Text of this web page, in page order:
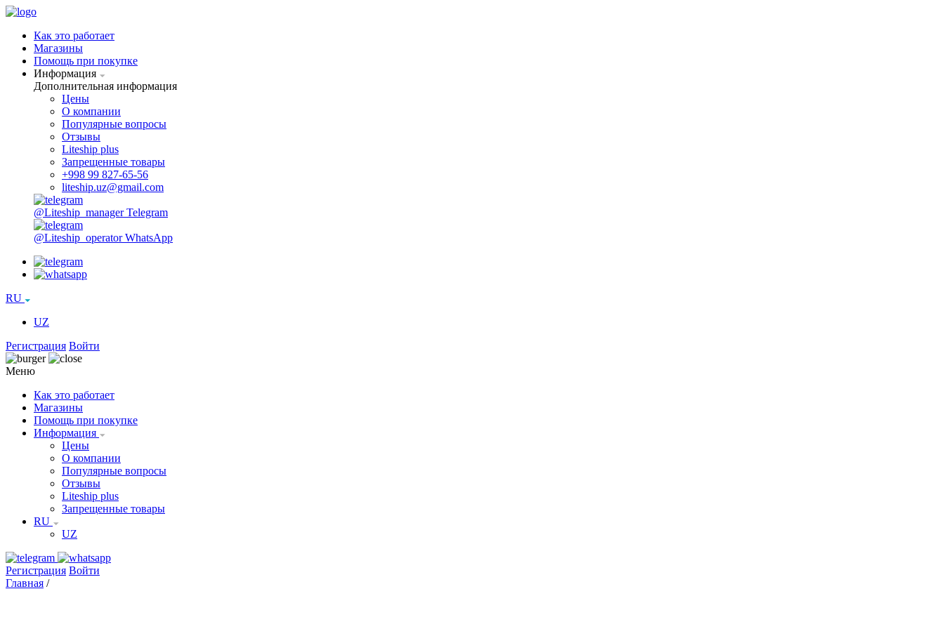
Как это работает
Магазины
Помощь при покупке
Информация
Дополнительная информация
Цены
О компании
Популярные вопросы
Отзывы
Liteship plus
Запрещенные товары
+998 99 827-65-56
liteship.uz@gmail.com
@Liteship_manager Telegram
@Liteship_operator WhatsApp
RU
UZ
Регистрация Войти
Меню
Как это работает
Магазины
Помощь при покупке
Информация
Цены
О компании
Популярные вопросы
Отзывы
Liteship plus
Запрещенные товары
RU
UZ
Регистрация Войти
Главная /